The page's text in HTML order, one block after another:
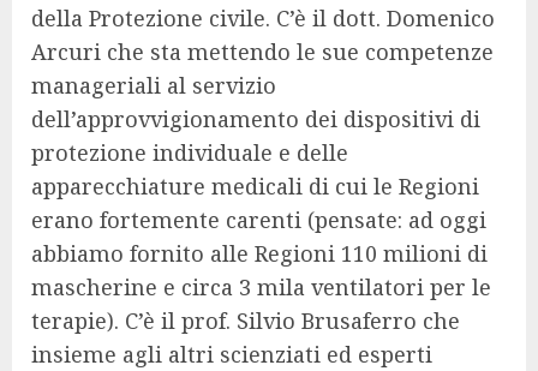
della Protezione civile. C’è il dott. Domenico
Arcuri che sta mettendo le sue competenze
manageriali al servizio
dell’approvvigionamento dei dispositivi di
protezione individuale e delle
apparecchiature medicali di cui le Regioni
erano fortemente carenti (pensate: ad oggi
abbiamo fornito alle Regioni 110 milioni di
mascherine e circa 3 mila ventilatori per le
terapie). C’è il prof. Silvio Brusaferro che
insieme agli altri scienziati ed esperti